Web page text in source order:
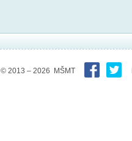
© 2013 – 2026 MŠMT